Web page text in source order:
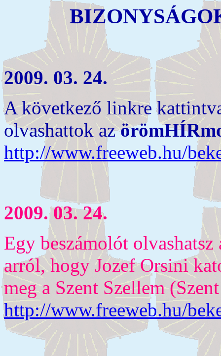
2009. 03. 24.
A következő linkre
olvashattok az
http://www.freeweb.hu/
2009. 03. 24.
Egy beszámolót
arról, hogy Jozef Orsini
meg a Szent Szellem
http://www.freeweb.hu/